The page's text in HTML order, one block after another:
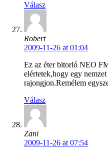
Válasz
Robert
2009-11-26 at 01:04
Ez az éter bitorló NEO
elértetek,hogy egy
rajongjon.Remélem
Válasz
Zani
2009-11-26 at 07:54